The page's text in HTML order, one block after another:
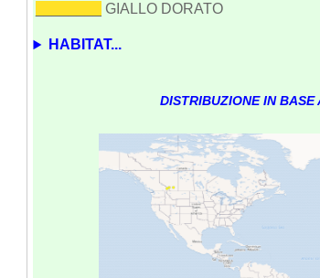
GIALLO DORATO
HABITAT...
DISTRIBUZIONE IN